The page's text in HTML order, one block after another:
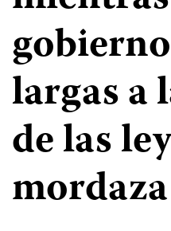
largas a
de las
mordaza